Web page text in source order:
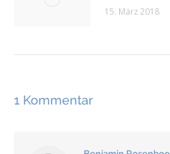
15. März 2018
1 Kommentar